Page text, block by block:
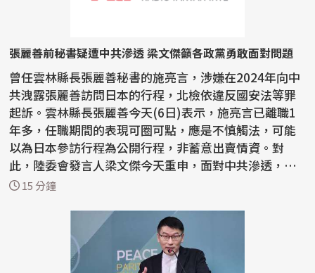
張麗善前秘書疑遭中共滲透 梁文傑籲各政黨勇敢面對問題
曾任雲林縣長張麗善秘書的施亮言，涉嫌在2024年向中
共洩露張麗善訪問日本的行程，北檢依違反國安法等罪
起訴。雲林縣長張麗善今天(6日)表示，施亮言已離職1
年多，任職期間的表現可圈可點，應是不慎觸法，可能
以為日本參訪行程為公開行程，非蓄意出賣情資。對
此，陸委會發言人梁文傑今天重申，面對中共滲透，各
政黨應勇敢...
15 分鐘